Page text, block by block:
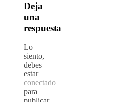
Deja
una
respuesta
Lo
siento,
debes
estar
conectado
para
publicar